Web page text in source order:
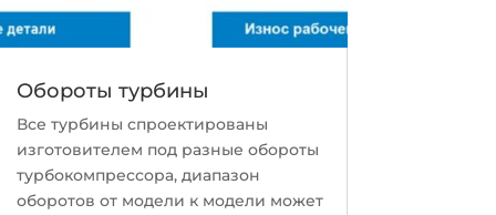
Обороты турбины
Все турбины спроектированы
изготовителем под разные обороты
турбокомпрессора, диапазон
оборотов от модели к модели может